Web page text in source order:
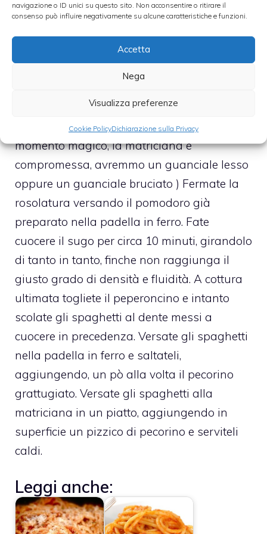
navigazione o ID unici su questo sito. Non acconsentire o ritirare il
consenso può influire negativamente su alcune caratteristiche e funzioni.
Accetta
Nega
Visualizza preferenze
Cookie PolicyDichiarazione sulla Privacy
quello che potrà segnare la fine dell’
bruciatura del guanciale. Quindi attenzione,
ma che si acquisisce con l’esperienza antica
dei pastori matriciani. Se si perde il
momento magico, la matriciana e’
compromessa, avremmo un guanciale lesso
oppure un guanciale bruciato ) Fermate la
rosolatura versando il pomodoro già
preparato nella padella in ferro. Fate
cuocere il sugo per circa 10 minuti, girandolo
di tanto in tanto, finche non raggiunga il
giusto grado di densità e fluidità. A cottura
ultimata togliete il peperoncino e intanto
scolate gli spaghetti al dente messi a
cuocere in precedenza. Versate gli spaghetti
nella padella in ferro e saltateli,
aggiungendo, un pò alla volta il pecorino
grattugiato. Versate gli spaghetti alla
matriciana in un piatto, aggiungendo in
superficie un pizzico di pecorino e serviteli
caldi.
Leggi anche: